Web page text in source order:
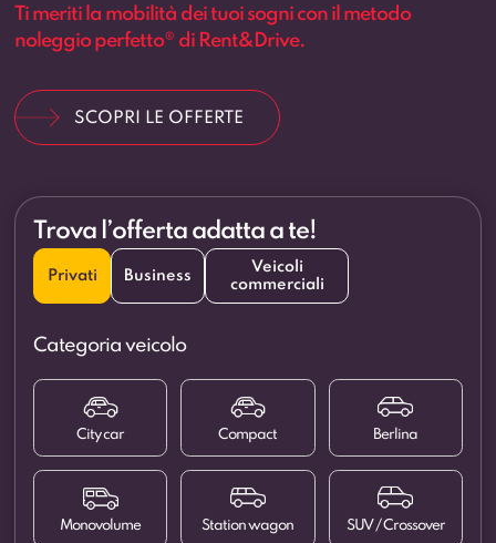
Ti meriti la mobilità dei tuoi sogni con il metodo
noleggio perfetto® di Rent&Drive.
SCOPRI LE OFFERTE
Trova l’offerta adatta a te!
Privati Business
Veicoli
commerciali
Categoria veicolo
City car Compact Berlina
Monovolume Station wagon SUV / Crossover